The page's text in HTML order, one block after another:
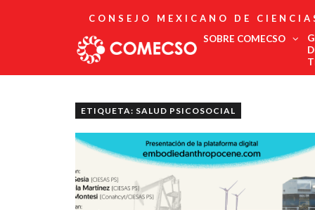
CONSEJO MEXICANO DE
SOBRE COMECSO
Asociados
Estatutos
Fundadores
Publicaciones
Comité Editorial
Boletín
ETIQUETA: SALUD PSICOSOCIAL